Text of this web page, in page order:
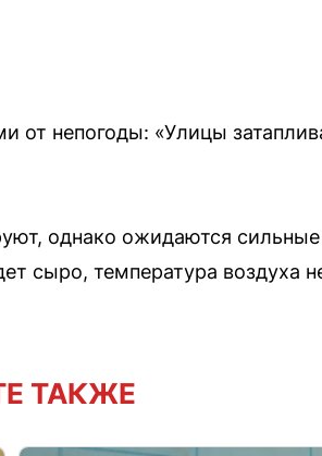
от непогоды: «Улицы
однако ожидаются
сыро, температура воздуха
ТАКЖЕ